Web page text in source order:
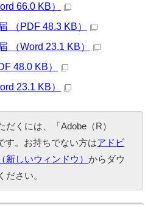
66.0 KB）
（PDF 48.3 KB）
（Word 23.1 KB）
48.0 KB）
23.1 KB）
くには、「Adobe（R）
す。お持ちでない方はアドビ
新しいウィンドウ）からダウ
ださい。